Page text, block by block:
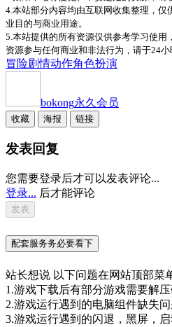
4.本站部分内容均由互联网收集整理，
业目的与商业用途。
5.本站提供的所有资源仅供参考学习使
资源参与任何商业和非法行为，请于24
冒险剧情动作角色扮演
bokong永久会员
收藏 海报 链接
发表回复
您需要登录后才可以发表评论...
登录... 后才能评论
配套服务务必要看下
站长想说 以下问题在网站顶部菜
1.游戏下载后有部分游戏需要解压
2.游戏运行遇到的电脑组件缺失问
3.游戏运行遇到的闪退，黑屏，